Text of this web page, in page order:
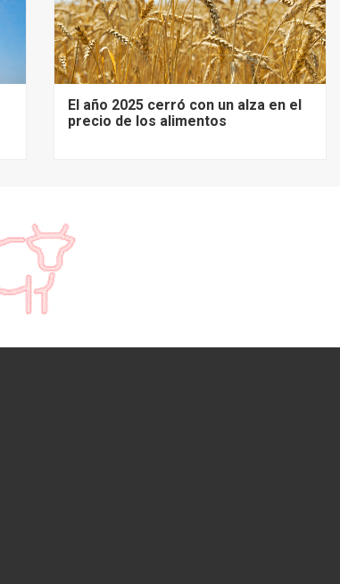
El año 2025 cerró con un alza en el
precio de los alimentos